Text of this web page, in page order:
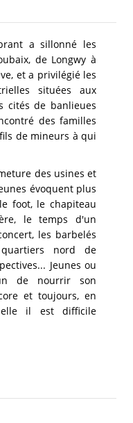
a sillonné les
de Longwy à
et a privilégié les
situées aux
cités de banlieues
des familles
de mineurs à qui
des usines et
évoquent plus
foot, le chapiteau
le temps d'un
les barbelés
nord de
Jeunes ou
de nourrir son
et toujours, en
il est difficile